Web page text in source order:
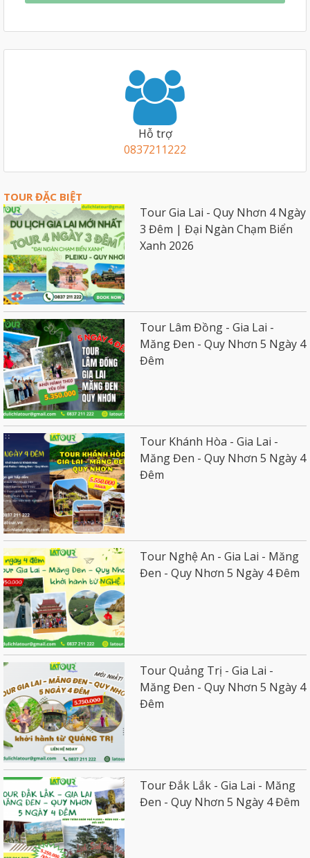
Hỗ trợ
0837211222
TOUR ĐẶC BIỆT
Tour Gia Lai - Quy Nhơn 4 Ngày
3 Đêm | Đại Ngàn Chạm Biển
Xanh 2026
Tour Lâm Đồng - Gia Lai -
Măng Đen - Quy Nhơn 5 Ngày 4
Đêm
Tour Khánh Hòa - Gia Lai -
Măng Đen - Quy Nhơn 5 Ngày 4
Đêm
Tour Nghệ An - Gia Lai - Măng
Đen - Quy Nhơn 5 Ngày 4 Đêm
Tour Quảng Trị - Gia Lai -
Măng Đen - Quy Nhơn 5 Ngày 4
Đêm
Tour Đắk Lắk - Gia Lai - Măng
Đen - Quy Nhơn 5 Ngày 4 Đêm